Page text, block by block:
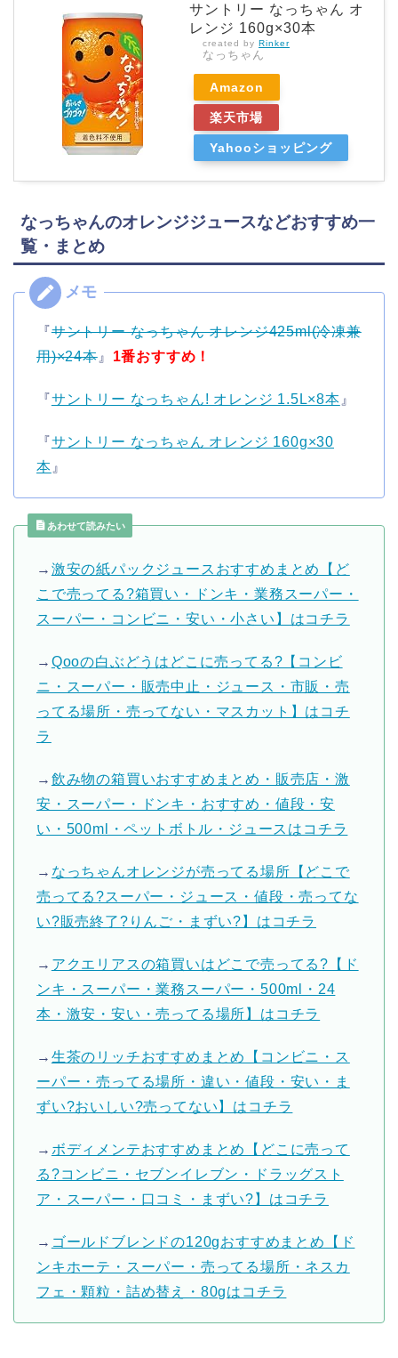
サントリー なっちゃん オ
レンジ 160g×30本
created by Rinker
なっちゃん
Amazon
楽天市場
Yahooショッピング
なっちゃんのオレンジジュースなどおすすめ一
覧・まとめ
『サントリー なっちゃん オレンジ425ml(冷凍兼
用)×24本』 1番おすすめ！
『サントリー なっちゃん! オレンジ 1.5L×8本 』
『サントリー なっちゃん オレンジ 160g×30
本 』
あわせて読みたい
→ 激安の紙パックジュースおすすめまとめ【ど
こで売ってる?箱買い・ドンキ・業務スーパー・
スーパー・コンビニ・安い・小さい】はコチラ
→ Qooの白ぶどうはどこに売ってる?【コンビ
ニ・スーパー・販売中止・ジュース・市販・売
ってる場所・売ってない・マスカット】はコチ
ラ
→ 飲み物の箱買いおすすめまとめ・販売店・激
安・スーパー・ドンキ・おすすめ・値段・安
い・500ml・ペットボトル・ジュースはコチラ
→ なっちゃんオレンジが売ってる場所【どこで
売ってる?スーパー・ジュース・値段・売ってな
い?販売終了?りんご・まずい?】はコチラ
→ アクエリアスの箱買いはどこで売ってる?【ド
ンキ・スーパー・業務スーパー・500ml・24
本・激安・安い・売ってる場所】はコチラ
→ 生茶のリッチおすすめまとめ【コンビニ・ス
ーパー・売ってる場所・違い・値段・安い・ま
ずい?おいしい?売ってない】はコチラ
→ ボディメンテおすすめまとめ【どこに売って
る?コンビニ・セブンイレブン・ドラッグスト
ア・スーパー・口コミ・まずい?】はコチラ
→ ゴールドブレンドの120gおすすめまとめ【ド
ンキホーテ・スーパー・売ってる場所・ネスカ
フェ・顆粒・詰め替え・80gはコチラ